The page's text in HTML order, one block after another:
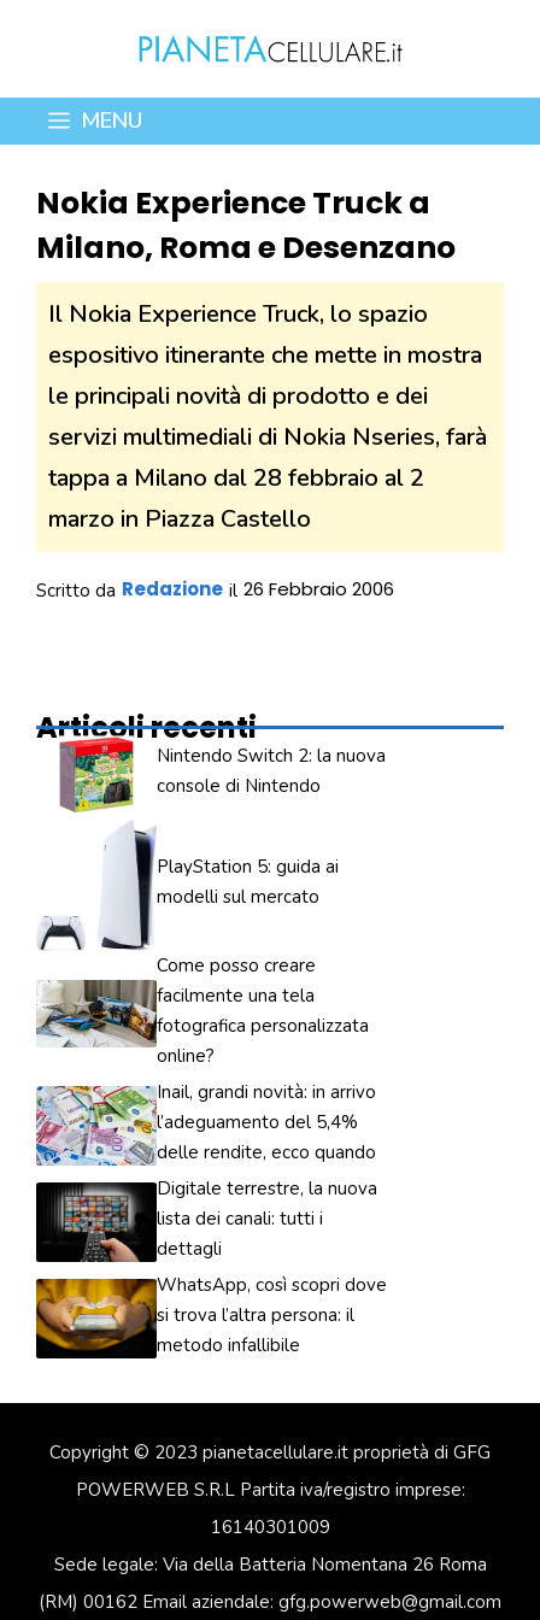
contenuto
MENU
Nokia Experience Truck a
Milano, Roma e Desenzano
Il Nokia Experience Truck, lo spazio
espositivo itinerante che mette in mostra
le principali novità di prodotto e dei
servizi multimediali di Nokia Nseries, farà
tappa a Milano dal 28 febbraio al 2
marzo in Piazza Castello
Scritto da Redazione il 26 Febbraio 2006
Articoli recenti
Nintendo Switch 2: la nuova
console di Nintendo
PlayStation 5: guida ai
modelli sul mercato
Come posso creare
facilmente una tela
fotografica personalizzata
online?
Inail, grandi novità: in arrivo
l’adeguamento del 5,4%
delle rendite, ecco quando
Digitale terrestre, la nuova
lista dei canali: tutti i
dettagli
WhatsApp, così scopri dove
si trova l’altra persona: il
metodo infallibile
Copyright © 2023 pianetacellulare.it proprietà di GFG
POWERWEB S.R.L Partita iva/registro imprese:
16140301009
Sede legale: Via della Batteria Nomentana 26 Roma
(RM) 00162 Email aziendale: gfg.powerweb@gmail.com